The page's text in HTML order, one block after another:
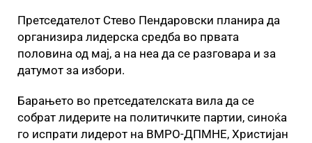
Претседателот Стево Пендаровски планира да
организира лидерска средба во првата
половина од мај, а на неа да се разговара и за
датумот за избори.
Барањето во претседателската вила да се
собрат лидерите на политичките партии, синоќа
го испрати лидерот на ВМРО-ДПМНЕ, Христијан